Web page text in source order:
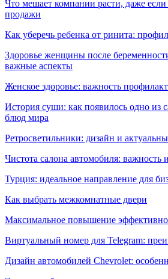
Что мешает компании расти, даже если
продажи
Как уберечь ребенка от ринита:
Здоровье женщины после
важные аспекты
Женское здоровье: важность
История суши: как появилось одно из
блюд мира
Ретросветильники: дизайн и
Чистота салона автомобиля: важность
Турция: идеальное направление для
Как выбрать межкомнатные двери
Максимальное повышение
Виртуальный номер для Telegram:
Дизайн автомобилей Chevrolet: